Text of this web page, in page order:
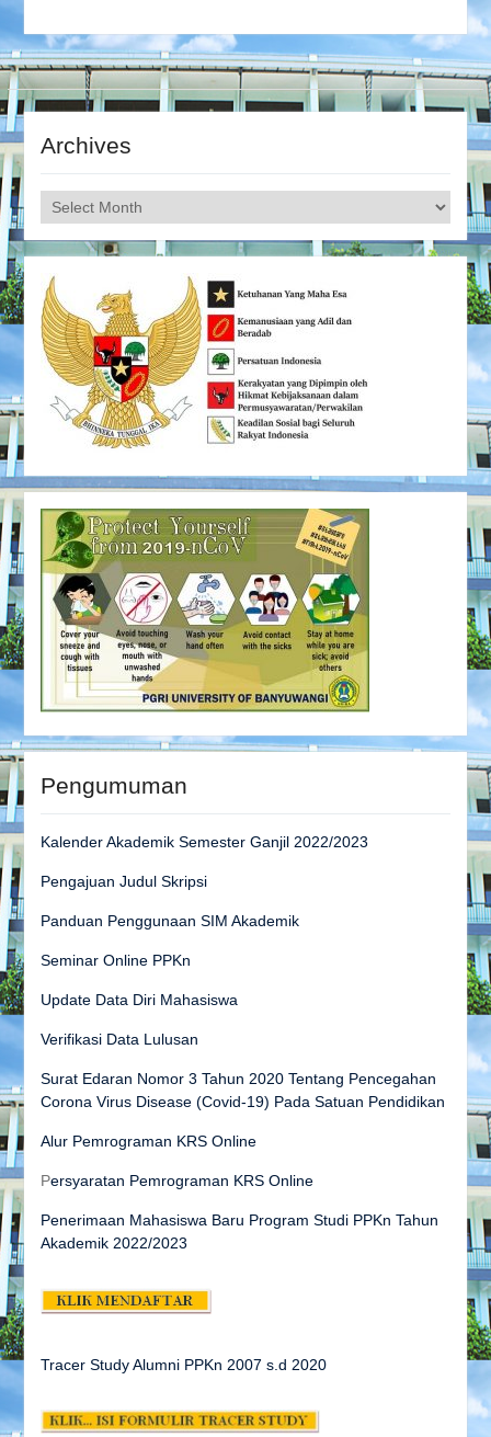
Archives
Archives
Pengumuman
Kalender Akademik Semester Ganjil 2022/2023
Pengajuan Judul Skripsi
Panduan Penggunaan SIM Akademik
Seminar Online PPKn
Update Data Diri Mahasiswa
Verifikasi Data Lulusan
Surat Edaran Nomor 3 Tahun 2020 Tentang Pencegahan
Corona Virus Disease (Covid-19) Pada Satuan Pendidikan
Alur Pemrograman KRS Online
Persyaratan Pemrograman KRS Online
Penerimaan Mahasiswa Baru Program Studi PPKn Tahun
Akademik 2022/2023
Tracer Study Alumni PPKn 2007 s.d 2020